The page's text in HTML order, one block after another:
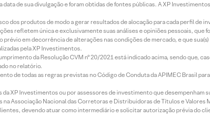
de sua divulgação e foram obtidas de fontes públicas. A XP
dos produtos de modo a gerar resultados de alocação para cada perfil de
refletem única e exclusivamente suas análises e opiniões pessoais,
prévio em decorrência de alterações nas condições de mercado, e que
pela XP Investimentos.
da Resolução CVM nº 20/2021 está indicado acima, sendo que,
no relatório.
de todas as regras previstas no Código de Conduta da APIMEC Brasil
XP Investimentos ou por assessores de investimento que desempenham
Associação Nacional das Corretoras e Distribuidoras de Títulos e Valores
devendo atuar como intermediário e solicitar autorização prévia do